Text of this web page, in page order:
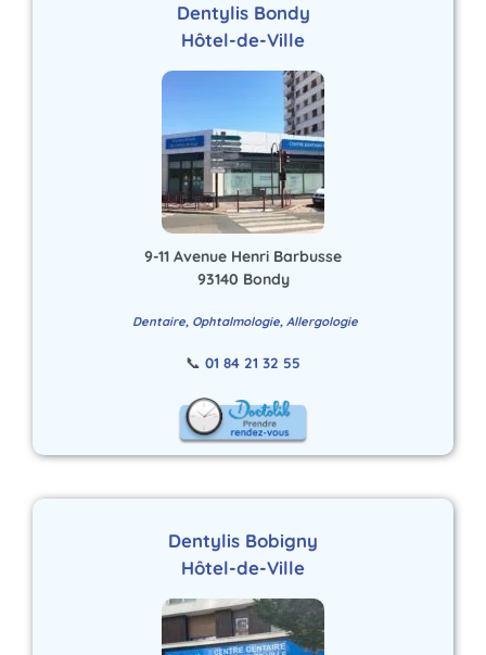
Dentylis Bondy
Hôtel-de-Ville
9-11 Avenue Henri Barbusse
93140 Bondy
Dentaire, Ophtalmologie, Allergologie
📞 01 84 21 32 55
Dentylis Bobigny
Hôtel-de-Ville